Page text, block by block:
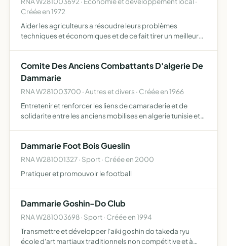
Créée en 1972
Aider les agriculteurs a résoudre leurs problèmes
techniques et économiques et de ce fait tirer un meilleur
Comite Des Anciens Combattants D'algerie De
Dammarie
RNA W281003700 · Autres et divers · Créée en 1966
Entretenir et renforcer les liens de camaraderie et de
solidarite entre les anciens mobilises en algerie tunisie et
Dammarie Foot Bois Gueslin
RNA W281001327 · Sport · Créée en 2000
Pratiquer et promouvoir le football
Dammarie Goshin-Do Club
RNA W281003698 · Sport · Créée en 1994
Transmettre et développer l'aiki goshin do takeda ryu
école d'art martiaux traditionnels non compétitive et à